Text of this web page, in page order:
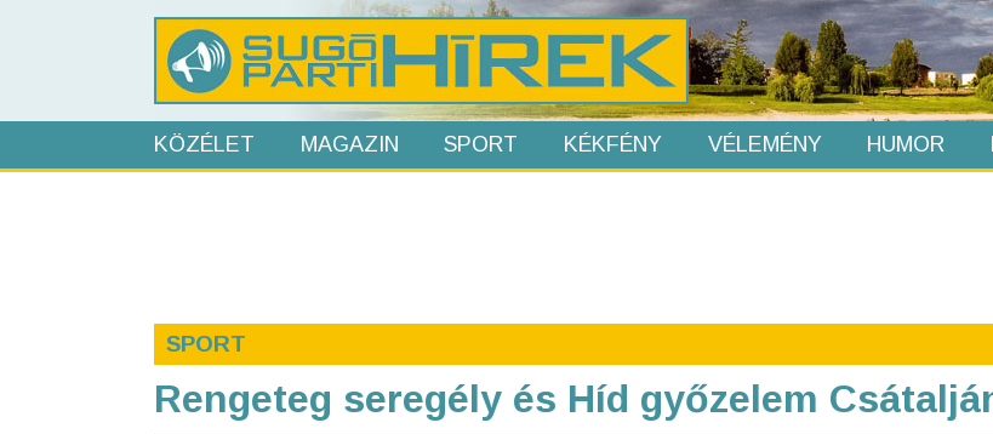
KÖZÉLET MAGAZIN SPORT KÉKFÉNY VÉLEMÉNY HUMOR
SPORT
Rengeteg seregély és Híd győzelem